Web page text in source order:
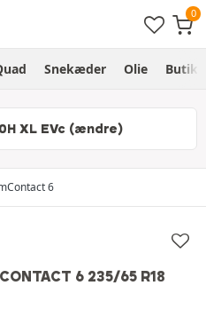
Snekæder Olie Butik
XL EVc (ændre)
6
6 235/65 R18